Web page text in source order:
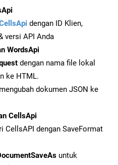
dengan ID Klien,
versi API Anda
WordsApi
dengan nama file lokal
ke HTML.
dokumen JSON ke
CellsApi
CellsAPI dengan SaveFormat
untuk